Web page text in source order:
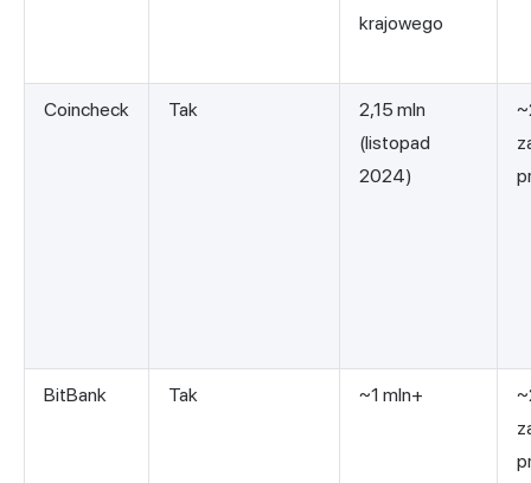
krajowego
Coincheck Tak
2,15 mln
(listopad
2024)
BitBank Tak ~1 mln+